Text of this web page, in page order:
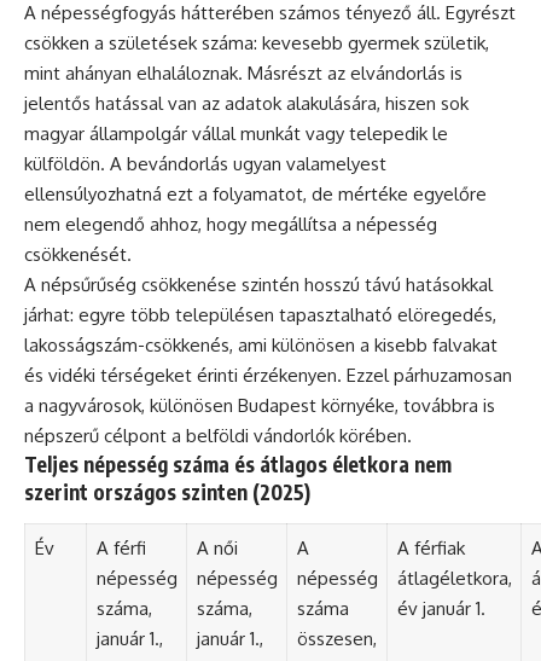
A népességfogyás hátterében számos tényező áll. Egyrészt
csökken a születések száma: kevesebb gyermek születik,
mint ahányan elhaláloznak. Másrészt az elvándorlás is
jelentős hatással van az adatok alakulására, hiszen sok
magyar állampolgár vállal munkát vagy telepedik le
külföldön. A bevándorlás ugyan valamelyest
ellensúlyozhatná ezt a folyamatot, de mértéke egyelőre
nem elegendő ahhoz, hogy megállítsa a népesség
csökkenését.
A népsűrűség csökkenése szintén hosszú távú hatásokkal
járhat: egyre több településen tapasztalható elöregedés,
lakosságszám-csökkenés, ami különösen a kisebb falvakat
és vidéki térségeket érinti érzékenyen. Ezzel párhuzamosan
a nagyvárosok, különösen Budapest környéke, továbbra is
népszerű célpont a belföldi vándorlók körében.
Teljes népesség száma és átlagos életkora nem
szerint országos szinten (2025)
Év
A férfi
népesség
száma,
január 1.,
A női
népesség
száma,
január 1.,
A
népesség
száma
összesen,
A férfiak
átlagéletkora,
év január 1.